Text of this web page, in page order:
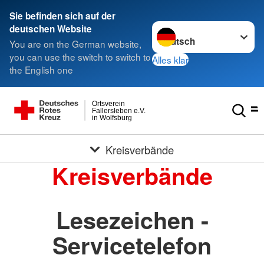
Sie befinden sich auf der
deutschen Website
You are on the German website,
you can use the switch to switch to
the English one
Sprache wechseln zu
Alles klar
in Wolfsburg
Fallersleben e.V.
Ortsverein
Kreisverbände
Kreisverbände
Lesezeichen -
Servicetelefon